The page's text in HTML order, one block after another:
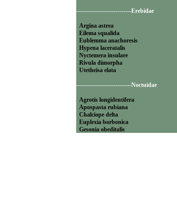
----------------------------Erebidae
Argina astrea
Eilema squalida
Eublemma anachoresis
Hypena laceratalis
Nyctemera insulare
Rivula dimorpha
Utetheisa elata
----------------------------Noctuidae
Agrotis longidentifera
Apospasta rubiana
Chalciope delta
Euplexia borbonica
Gesonia obeditalis